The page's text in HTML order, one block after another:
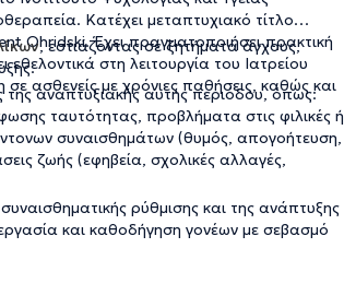
Κατέχει μεταπτυχιακό τίτλο
Ohridski. Έχει πραγματοποιήσει πρακτική
στη λειτουργία του Ιατρείου
ασθενείς με χρόνιες παθήσεις, καθώς και
, εστιάζοντας σε ζητήματα άγχους,
της αναπτυξιακής αυτής περιόδου, όπως:
ταυτότητας, προβλήματα στις φιλικές ή
συναισθημάτων (θυμός, απογοήτευση,
ζωής (εφηβεία, σχολικές αλλαγές,
ρύθμισης και της ανάπτυξης
και καθοδήγηση γονέων με σεβασμό